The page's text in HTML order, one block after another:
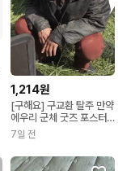
1,214원
[구해요] 구교환 탈주 만약
에우리 군체 굿즈 포스터
구해요
7일 전